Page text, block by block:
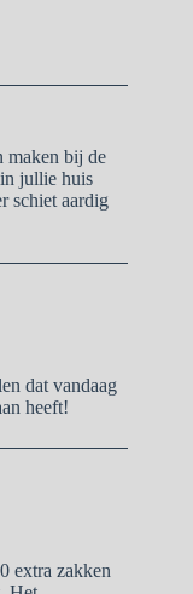
maken bij de
jullie huis
schiet aardig
dat vandaag
heeft!
extra zakken